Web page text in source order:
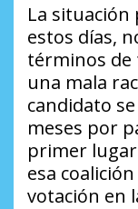
La situación
estos días,
términos de
una mala
candidato
meses por
primer lugar
esa
votación en